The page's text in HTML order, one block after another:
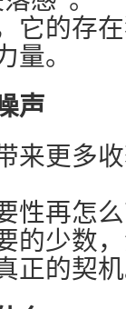
它的存
。
声
来更多
性再怎
的少数
正的契